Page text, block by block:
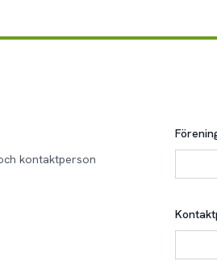
kontaktperson